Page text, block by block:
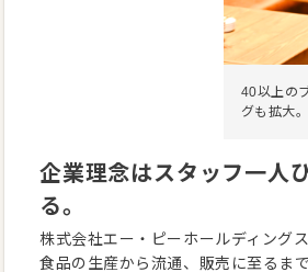
40以上の
グも拡大
企業理念はスタッフ一人
る。
株式会社エー・ピーホールディング
食品の生産から流通、販売に至るま